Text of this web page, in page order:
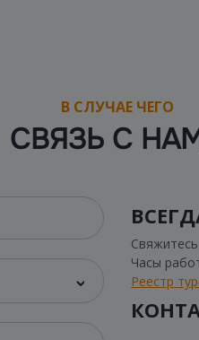
В СЛУЧАЕ ЧЕГО
СВЯЗЬ С
Часы
Реестр